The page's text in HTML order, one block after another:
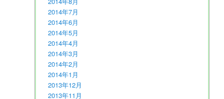
2014年7月
2014年6月
2014年5月
2014年4月
2014年3月
2014年2月
2014年1月
2013年12月
2013年11月